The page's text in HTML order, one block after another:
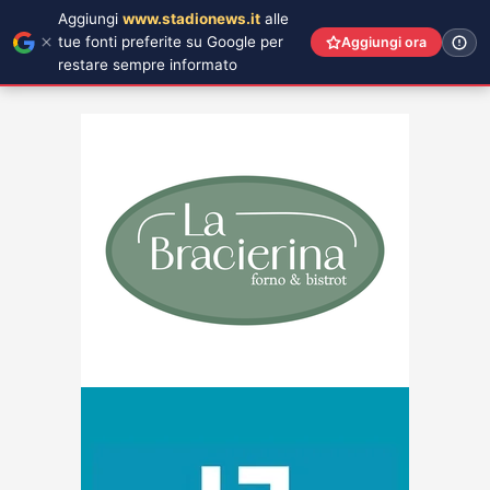
Aggiungi www.stadionews.it alle
tue fonti preferite su Google per
restare sempre informato
Aggiungi ora